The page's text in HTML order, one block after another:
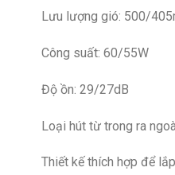
Lưu lượng gió: 500/
Công suất: 60/55W
Độ ồn: 29/27dB
Loại hút từ trong ra
Thiết kế thích hợp để